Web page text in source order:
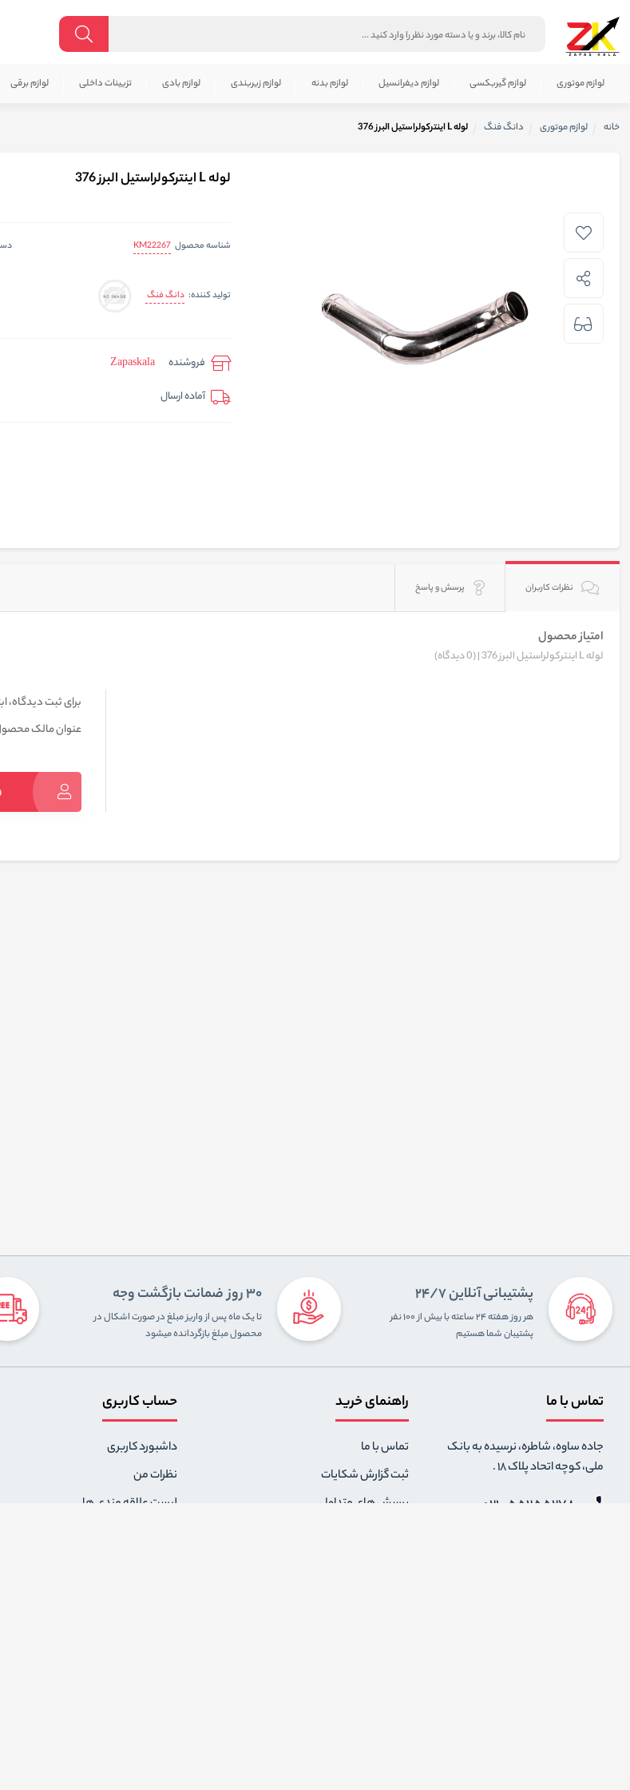
لوازم موتوری لوازم گیربکسی لوازم دیفرانسیل لوازم بدنه لوازم زیربندی لوازم بادی تزیینات داخلی لوازم برقی
خانه لوازم موتوری دانگ فنگ لوله L اینترکولراستیل البرز 376
لوله L اینترکولراستیل البرز 376
شناسه محصول KM22267
تولید کننده: دانگ فنگ
فروشنده
Zapaskala
آماده ارسال
نظرات کاربران پرسش و پاسخ
امتیاز محصول
لوله L اینترکولراستیل البرز 376 | (0 دیدگاه)
برای ثبت دیدگاه،
عنوان مالک
پشتیبانی آنلاین 24/7
هر روز هفته ۲۴ ساعته با بیش از ۱۰۰ نفر
پشتیبان شما هستیم
30 روز ضمانت بازگشت وجه
تا یک ماه پس از واریز مبلغ در صورت اشکال در
محصول مبلغ بازگردانده میشود
تماس با ما
جاده ساوه، شاطره، نرسیده به بانک
ملی، کوچه اتحاد پلاک 18 .
021-55255278
راهنمای خرید
تماس با ما
ثبت گزارش شکایات
پرسش های متداول
حساب کاربری
داشبورد کاربری
نظرات من
لیست علاقه مندی ها